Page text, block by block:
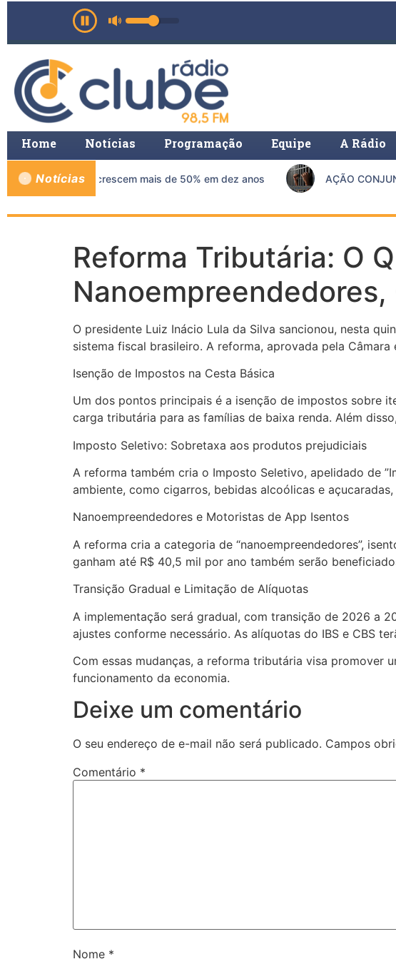
Home Notícias Programação Equipe A Rádio
Notícias
mama no SUS crescem mais de 50% em dez anos AÇÃO
Reforma Tributária: O
Nanoempreendedores,
O presidente Luiz Inácio Lula da Silva sancionou, nesta
sistema fiscal brasileiro. A reforma, aprovada pela
Isenção de Impostos na Cesta Básica
Um dos pontos principais é a isenção de impostos sobre
carga tributária para as famílias de baixa renda. Além
Imposto Seletivo: Sobretaxa aos produtos prejudiciais
A reforma também cria o Imposto Seletivo, apelidado de
ambiente, como cigarros, bebidas alcoólicas e
Nanoempreendedores e Motoristas de App Isentos
A reforma cria a categoria de “nanoempreendedores”,
ganham até R$ 40,5 mil por ano também serão
Transição Gradual e Limitação de Alíquotas
A implementação será gradual, com transição de 2026 a
ajustes conforme necessário. As alíquotas do IBS e CBS
Com essas mudanças, a reforma tributária visa promover
funcionamento da economia.
Deixe um comentário
O seu endereço de e-mail não será publicado. Campos
Comentário *
Nome *